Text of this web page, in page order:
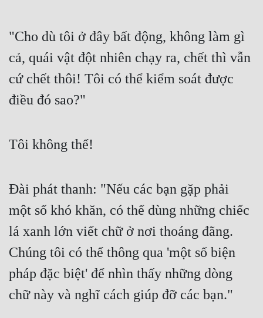
Tính Cách Nhân Vật :
Cơ Trí
Vô Sỉ
"Cho dù tôi ở đây bất động, không làm gì
cả, quái vật đột nhiên chạy ra, chết thì vẫn
cứ chết thôi! Tôi có thể kiểm soát được
điều đó sao?"
Tôi không thể!
Đài phát thanh: "Nếu các bạn gặp phải
một số khó khăn, có thể dùng những chiếc
lá xanh lớn viết chữ ở nơi thoáng đãng.
Chúng tôi có thể thông qua 'một số biện
pháp đặc biệt' để nhìn thấy những dòng
chữ này và nghĩ cách giúp đỡ các bạn."